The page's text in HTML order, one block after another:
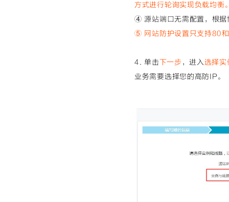
方式进行轮询实现负载均衡
④ 源站端口无需配置，根据
⑤ 网站防护设置只支持80
4. 单击下一步，进入选择实
业务需要选择您的高防IP。